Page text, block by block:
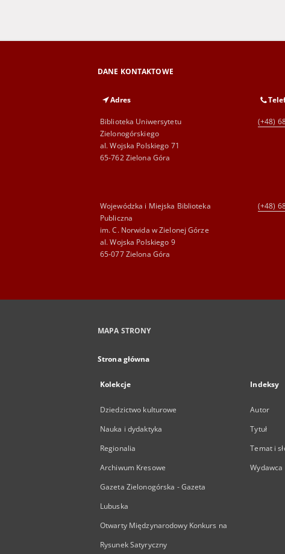
DANE KONTAKTOWE
Adres
Biblioteka Uniwersytetu
Zielonogórskiego
al. Wojska Polskiego 71
65-762 Zielona Góra
(+48)
Wojewódzka i Miejska Biblioteka
Publiczna
im. C. Norwida w Zielonej Górze
al. Wojska Polskiego 9
65-077 Zielona Góra
(+48)
MAPA STRONY
Strona główna
Kolekcje
Dziedzictwo kulturowe
Nauka i dydaktyka
Regionalia
Archiwum Kresowe
Gazeta Zielonogórska - Gazeta
Lubuska
Otwarty Międzynarodowy Konkurs na
Rysunek Satyryczny
Indeksy
Autor
Tytuł
Temat i
Wydawca